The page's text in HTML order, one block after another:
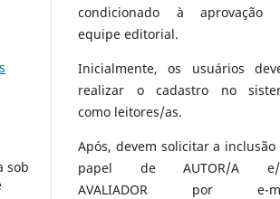
sob
condicionado à aprovação
equipe editorial.
Inicialmente, os usuários
realizar o cadastro no
como leitores/as.
Após, devem solicitar a inclusão
papel de AUTOR/A e/
AVALIADOR por e-